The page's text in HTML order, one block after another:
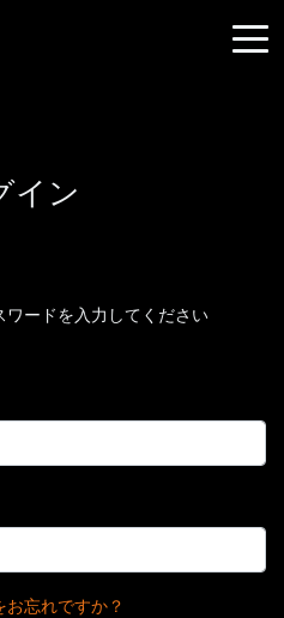
イン
ワードを入力してください
お忘れですか？